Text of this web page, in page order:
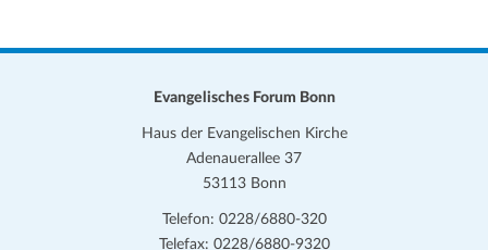
Evangelisches Forum Bonn
Haus der Evangelischen Kirche
Adenauerallee 37
53113 Bonn
Telefon: 0228/6880-320
Telefax: 0228/6880-9320